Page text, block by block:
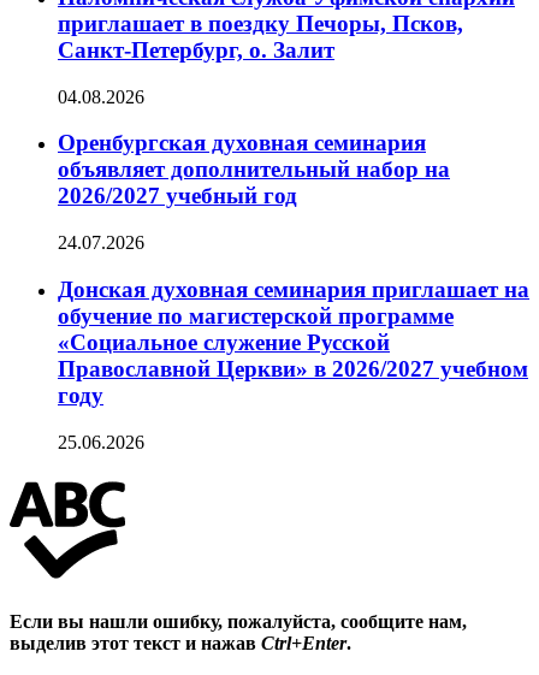
приглашает в поездку Печоры, Псков,
Санкт-Петербург, о. Залит
04.08.2026
Оренбургская духовная семинария
объявляет дополнительный набор на
2026/2027 учебный год
24.07.2026
Донская духовная семинария приглашает на
обучение по магистерской программе
«Социальное служение Русской
Православной Церкви» в 2026/2027 учебном
году
25.06.2026
Если вы нашли ошибку, пожалуйста, сообщите нам,
выделив этот текст и нажав Ctrl+Enter.